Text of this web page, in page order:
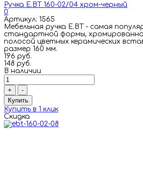
Ручка E.BT 160-02/04 хром-черный
0
Артикул: 1565
Мебельная ручка E.BT - самая
стандартной формы,
полосой цветных керамических
размер 160 мм.
196 руб.
148 руб.
В наличии
+
-
Купить
Купить в 1 клик
Скидка